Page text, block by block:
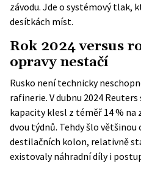
závodu. Jde o systémový tlak,
desítkách míst.
Rok 2024 versus
opravy nestačí
Rusko není technicky
rafinerie. V dubnu 2024
kapacity klesl z téměř 14 % na
dvou týdnů. Tehdy šlo
destilačních kolon, relativně
existovaly náhradní díly i